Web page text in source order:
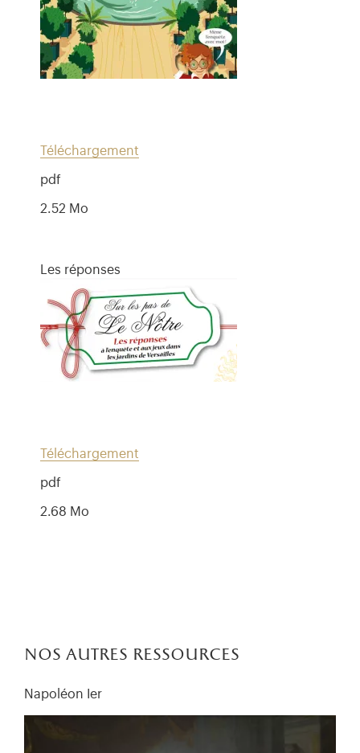
Téléchargement
pdf
2.52 Mo
Les réponses
Téléchargement
pdf
2.68 Mo
nos autres ressources
Napoléon Ier